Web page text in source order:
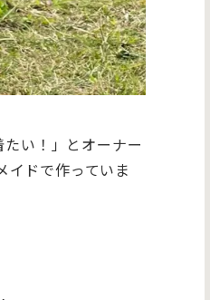
い！」とオーナー
イドで作っていま